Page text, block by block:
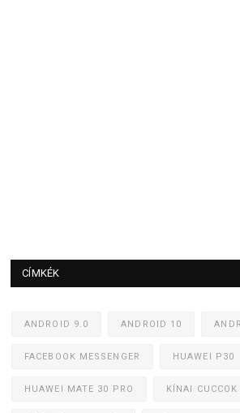
CÍMKÉK
ANDROID 9.0 ANDROID 10
FACEBOOK MESSENGER HUAWEI P30
HUAWEI MATE 30 PRO KÍNAI CUCCOK